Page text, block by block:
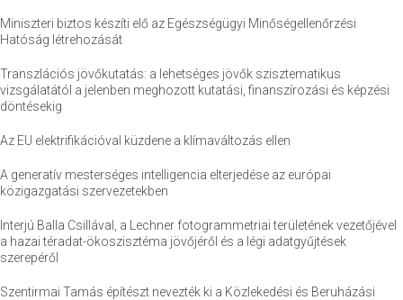
Miniszteri biztos készíti elő az Egészségügyi Minőségellenőrzési
Hatóság létrehozását
Transzlációs jövőkutatás: a lehetséges jövők szisztematikus
vizsgálatától a jelenben meghozott kutatási, finanszírozási és képzési
döntésekig
Az EU elektrifikációval küzdene a klímaváltozás ellen
A generatív mesterséges intelligencia elterjedése az európai
közigazgatási szervezetekben
Interjú Balla Csillával, a Lechner fotogrammetriai területének vezetőjével
a hazai téradat-ökoszisztéma jövőjéről és a légi adatgyűjtések
szerepéről
Szentirmai Tamás építészt nevezték ki a Közlekedési és Beruházási